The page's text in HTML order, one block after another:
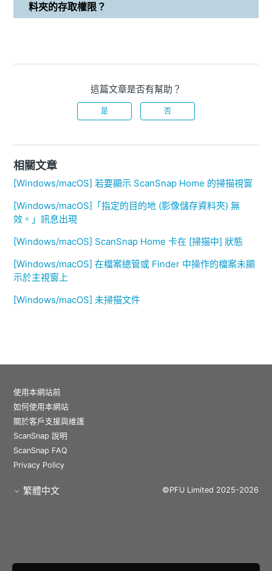
料夾的存取權限？
這篇文章是否有幫助？
是 否
相關文章
[Windows/macOS] 若要顯示 ScanSnap Home 的掃描視窗
[Windows/macOS]「指定的目的地 (影像儲存資料夾) 無
效。」訊息出現
[Windows/macOS] ScanSnap Home 卡在 [掃描中] 狀態
[Windows/macOS] 在檔案總管或 Finder 中操作的檔案未顯
示於主視窗上
[Windows/macOS] 未掃描文件
使用本網站前
如何使用本網站
關於客戶支援與維護
ScanSnap 說明
ScanSnap FAQ
Privacy Policy
繁體中文 ©PFU Limited 2025-2026